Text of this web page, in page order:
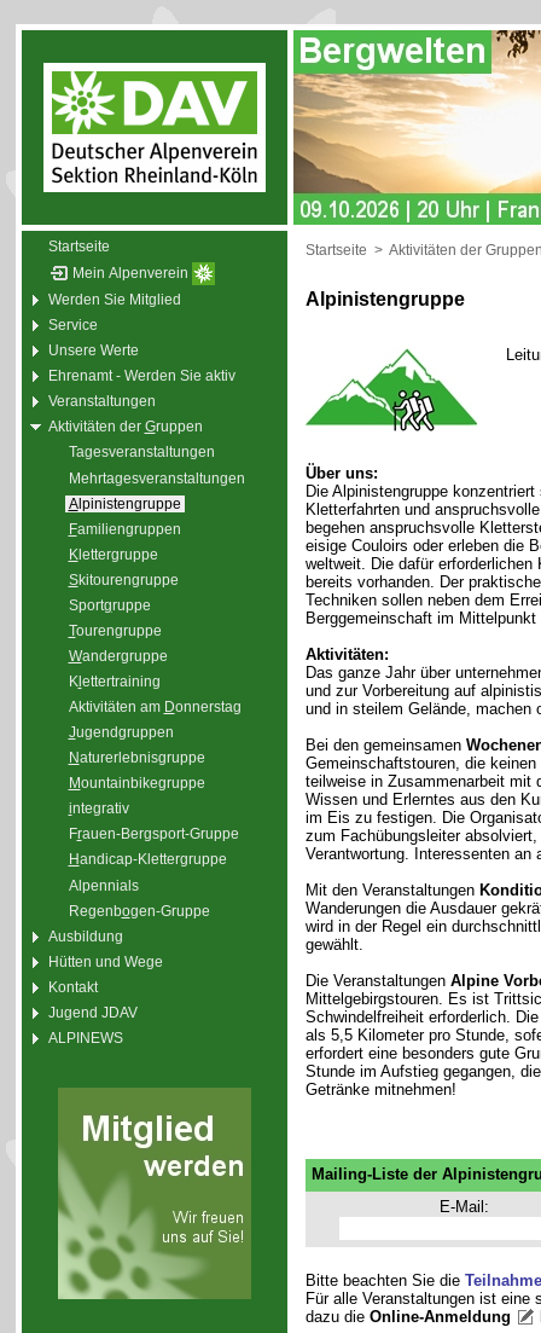
Startseite
Mein Alpenverein
Werden Sie Mitglied
Service
Unsere Werte
Ehrenamt - Werden Sie aktiv
Veranstaltungen
Aktivitäten der Gruppen
Tagesveranstaltungen
Mehrtagesveranstaltungen
Alpinistengruppe
Familiengruppen
Klettergruppe
Skitourengruppe
Sportgruppe
Tourengruppe
Wandergruppe
Kl ettertraining
Aktivitäten am Donnerstag
Jugendgruppen
Naturerlebnisgruppe
Mountainbikegruppe
integrativ
Frauen-Bergsport-Gruppe
Handicap-Klettergruppe
Alpennials
Regenbogen-Gruppe
Ausbildung
Hütten und Wege
Kontakt
Jugend JDAV
ALPINEWS
Startseite > Aktivitäten der
Alpinistengruppe
Über uns:
Die Alpinistengruppe
Kletterfahrten und
begehen anspruchsvolle
eisige Couloirs oder erleben die
weltweit. Die dafür erforderlichen
bereits vorhanden. Der
Techniken sollen neben dem
Berggemeinschaft im Mittelpunkt
Aktivitäten:
Das ganze Jahr über
und zur Vorbereitung auf
und in steilem Gelände, machen
Bei den gemeinsamen
Gemeinschaftstouren, die keinen
teilweise in Zusammenarbeit mit
Wissen und Erlerntes aus den
im Eis zu festigen. Die
zum Fachübungsleiter
Verantwortung. Interessenten an
Mit den Veranstaltungen
Wanderungen die Ausdauer
wird in der Regel ein
gewählt.
Die Veranstaltungen Alpine
Mittelgebirgstouren. Es ist
Schwindelfreiheit erforderlich.
als 5,5 Kilometer pro Stunde,
erfordert eine besonders gute
Stunde im Aufstieg gegangen,
Getränke mitnehmen!
Mailing-Liste der
E-Mail:
Bitte beachten Sie die
Für alle Veranstaltungen ist
dazu die Online-Anmeldung